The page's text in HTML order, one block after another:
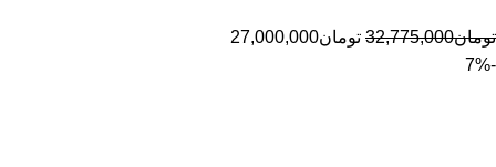
تومان32,775,000 تومان27,000,000
-7%